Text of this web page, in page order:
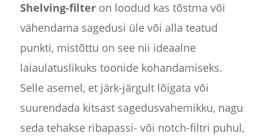
Shelving-filteron loodud kas tõstma või
vähendama sagedusi üle või alla teatud
punkti, mistõttu on see nii ideaalne
laiaulatuslikuks toonide kohandamiseks.
Selle asemel, et järk-järgult lõigata või
suurendada kitsast sagedusvahemikku, nagu
seda tehakse ribapassi- või notch-filtri puhul,